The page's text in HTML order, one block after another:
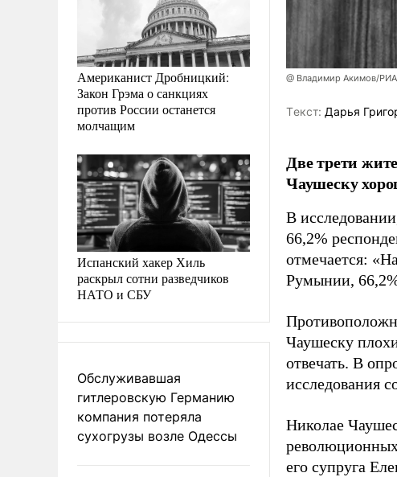
Американист Дробницкий:
Закон Грэма о санкциях
против России останется
молчащим
Испанский хакер Хиль
раскрыл сотни разведчиков
НАТО и СБУ
Обслуживавшая
гитлеровскую Германию
компания потеряла
сухогрузы возле Одессы
@ Владимир Акимов/
Tекст: Дарья
Две трети
Чаушеску
В
66,2%
отмечается:
Румынии,
Чаушеску
отвечать. В
исследования
Николае
революционных
его супруга